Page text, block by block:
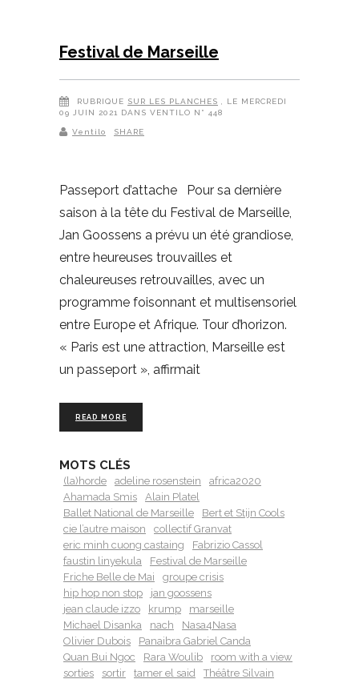
Festival de Marseille
RUBRIQUE SUR LES PLANCHES
, LE MERCREDI
09 JUIN 2021 DANS VENTILO N° 448
Ventilo SHARE
Passeport d’attache Pour sa dernière
saison à la tête du Festival de Marseille,
Jan Goossens a prévu un été grandiose,
entre heureuses trouvailles et
chaleureuses retrouvailles, avec un
programme foisonnant et multisensoriel
entre Europe et Afrique. Tour d’horizon.
« Paris est une attraction, Marseille est
un passeport », affirmait
READ MORE
MOTS CLÉS
(la)horde adeline rosenstein
africa2020
Ahamada Smis
Alain Platel
Ballet National de Marseille
Bert et Stijn Cools
cie l’autre maison
collectif Granvat
eric minh cuong castaing
Fabrizio Cassol
faustin linyekula
Festival de Marseille
Friche Belle de Mai
groupe crisis
hip hop non stop
jan goossens
jean claude izzo
krump
marseille
Michael Disanka
nach
Nasa4Nasa
Olivier Dubois
Panaibra Gabriel Canda
Quan Bui Ngoc
Rara Woulib
room with a view
sorties
sortir tamer el said Théâtre Silvain